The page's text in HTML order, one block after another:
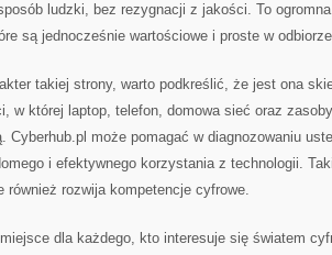
ludzki, bez rezygnacji z jakości. To
są jednocześnie wartościowe i proste w
takiej strony, warto podkreślić, że jest ona
w której laptop, telefon, domowa sieć oraz
Cyberhub.pl może pomagać w diagnozowaniu
i efektywnego korzystania z technologii.
również rozwija kompetencje cyfrowe.
miejsce dla każdego, kto interesuje się światem